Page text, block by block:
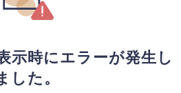
示時にエラーが発生し
した。